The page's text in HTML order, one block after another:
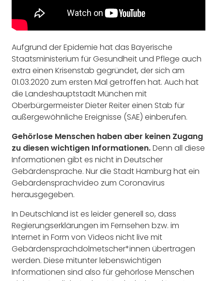
Aufgrund der Epidemie hat das Bayerische
Staatsministerium für Gesundheit und Pflege auch
extra einen Krisenstab gegründet, der sich am
01.03.2020 zum ersten Mal getroffen hat. Auch hat
die Landeshauptstadt München mit
Oberbürgermeister Dieter Reiter einen Stab für
außergewöhnliche Ereignisse (SAE) einberufen.
Gehörlose Menschen haben aber keinen Zugang
zu diesen wichtigen Informationen.Denn all diese
Informationen gibt es nicht in Deutscher
Gebärdensprache. Nur die Stadt Hamburg hat ein
Gebärdensprachvideo zum Coronavirus
herausgegeben.
In Deutschland ist es leider generell so, dass
Regierungserklärungen im Fernsehen bzw. im
Internet in Form von Videos nicht live mit
Gebärdensprachdolmetscher*innen übertragen
werden. Diese mitunter lebenswichtigen
Informationen sind also für gehörlose Menschen